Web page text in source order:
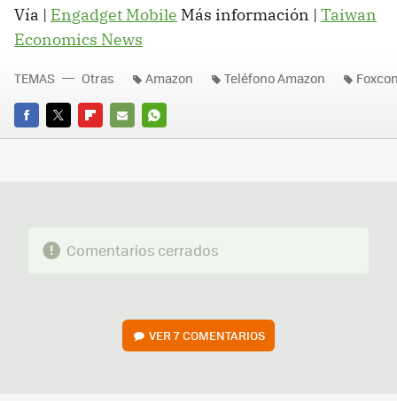
Vía | Engadget Mobile Más información | Taiwan
Economics News
FACEBOOK
TWITTERFLIPBOARD
E-
WHATSAPP
TEMAS Otras Amazon Teléfono Amazon
Comentarios cerrados
VER7 COMENTARIOS